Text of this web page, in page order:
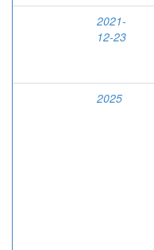
2021-
12-23
2025